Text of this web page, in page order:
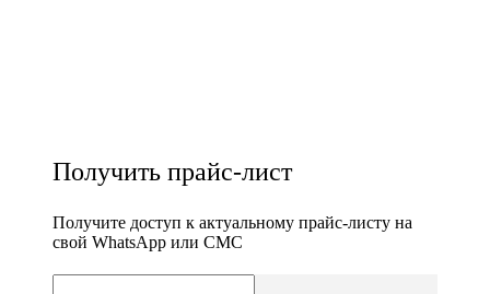
Получить прайс-лист
Получите доступ к актуальному прайс-листу на
свой WhatsApp или СМС